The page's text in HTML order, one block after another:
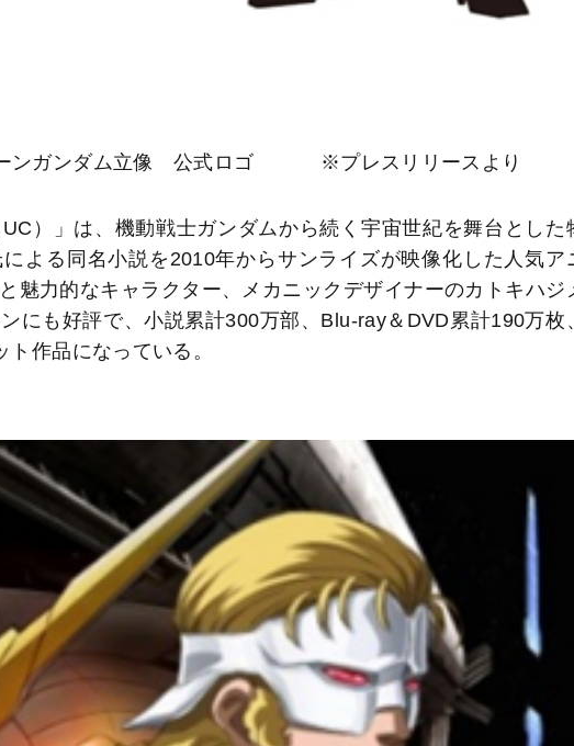
ーンガンダム立像 公式ロゴ ※プレスリリースより
）」は、機動戦士ガンダムから続く宇宙世紀を舞台とした
よる同名小説を2010年からサンライズが映像化した人気ア
魅力的なキャラクター、メカニックデザイナーのカトキハジ
にも好評で、小説累計300万部、Blu-ray＆DVD累計190万枚
作品になっている。